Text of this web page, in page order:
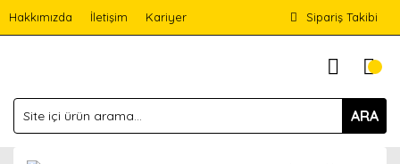
Hakkımızda İletişim Kariyer Sipariş Takibi
ARA